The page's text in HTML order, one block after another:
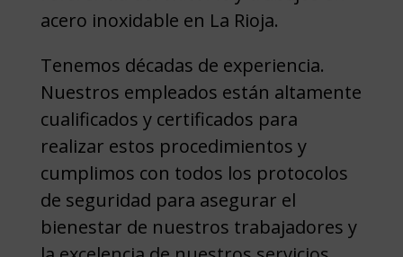
acero inoxidable en La Rioja.
Tenemos décadas de experiencia.
Nuestros empleados están altamente
cualificados y certificados para
realizar estos procedimientos y
cumplimos con todos los protocolos
de seguridad para asegurar el
bienestar de nuestros trabajadores y